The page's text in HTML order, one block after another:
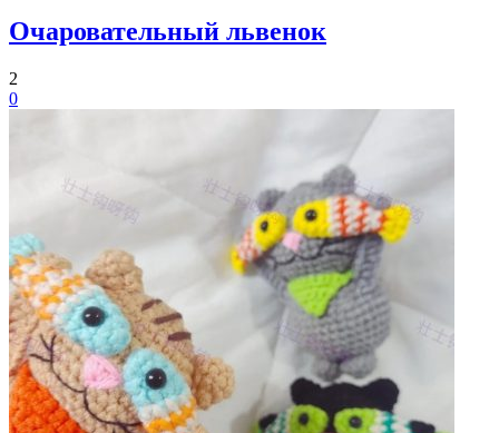
Очаровательный львенок
2
0